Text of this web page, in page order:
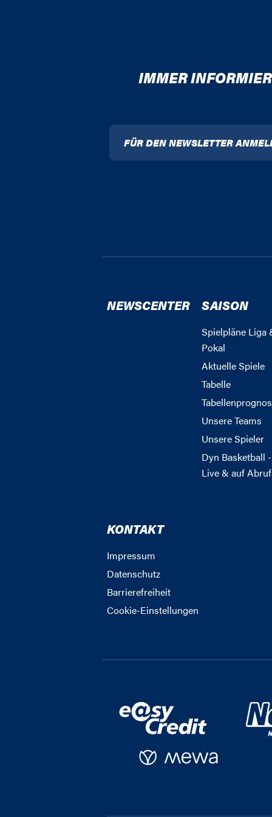
IMMER
FÜR DEN NEWSLETTER
NEWSCENTER SAISON
Spielpläne Liga
Pokal
Aktuelle Spiele
Tabelle
Unsere Teams
Unsere Spieler
Dyn Basketball -
Live & auf Abruf
KONTAKT
Impressum
Datenschutz
Barrierefreiheit
Cookie-Einstellungen